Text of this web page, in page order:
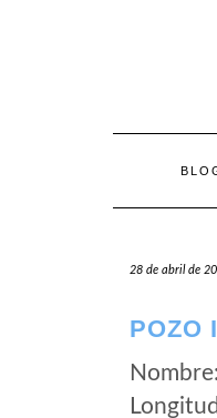
28 de abril de
POZO